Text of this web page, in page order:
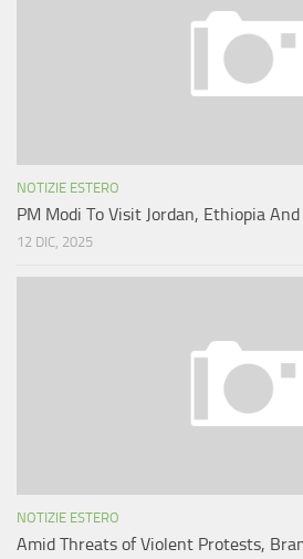
NOTIZIE ESTERO
PM Modi To Visit Jordan, Ethiopia
12 DIC, 2025
NOTIZIE ESTERO
Amid Threats of Violent Protests,